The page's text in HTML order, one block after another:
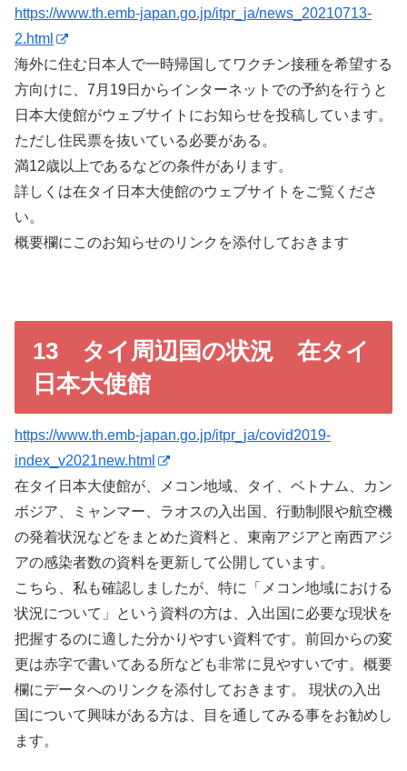
https://www.th.emb-japan.go.jp/itpr_ja/news_20210713-
2.html
海外に住む日本人で一時帰国してワクチン接種を希望する
方向けに、7月19日からインターネットでの予約を行うと
日本大使館がウェブサイトにお知らせを投稿しています。
ただし住民票を抜いている必要がある。
満12歳以上であるなどの条件があります。
詳しくは在タイ日本大使館のウェブサイトをご覧くださ
い。
概要欄にこのお知らせのリンクを添付しておきます
13 タイ周辺国の状況 在タイ
日本大使館
https://www.th.emb-japan.go.jp/itpr_ja/covid2019-
index_v2021new.html
在タイ日本大使館が、メコン地域、タイ、ベトナム、カン
ボジア、ミャンマー、ラオスの入出国、行動制限や航空機
の発着状況などをまとめた資料と、東南アジアと南西アジ
アの感染者数の資料を更新して公開しています。
こちら、私も確認しましたが、特に「メコン地域における
状況について」という資料の方は、入出国に必要な現状を
把握するのに適した分かりやすい資料です。前回からの変
更は赤字で書いてある所なども非常に見やすいです。概要
欄にデータへのリンクを添付しておきます。 現状の入出
国について興味がある方は、目を通してみる事をお勧めし
ます。